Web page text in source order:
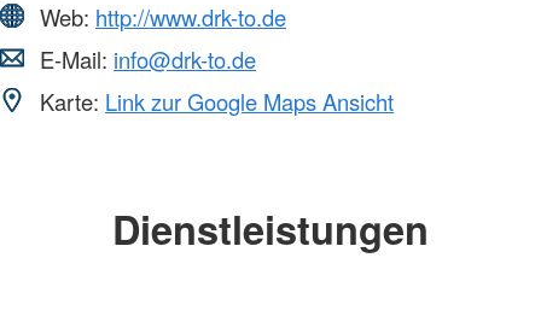
Web: http://www.drk-to.de
E-Mail: info@drk-to.de
Karte: Link zur Google Maps Ansicht
Dienstleistungen